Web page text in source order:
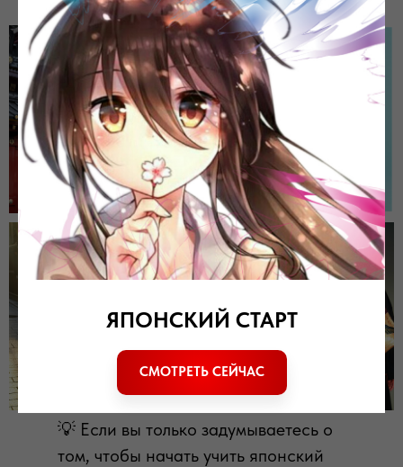
🇯🇵
💡 Если вы только задумываетесь о
том, чтобы начать учить японский
ПОДЕЛИТЬСЯ СТАТЬЕЙ
ЯПОНСКИЙ СТАРТ
СМОТРЕТЬ СЕЙЧАС